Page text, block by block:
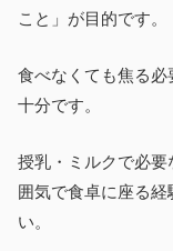
こと」が目的です。
食べなくても焦る
十分です。
授乳・ミルクで必
囲気で食卓に座る
い。